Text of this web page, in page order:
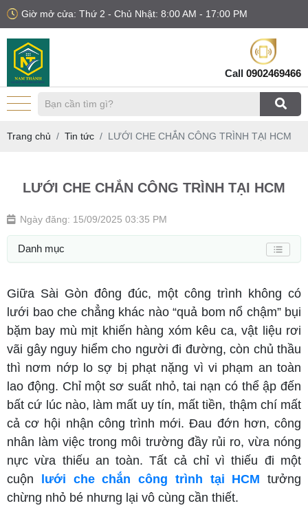
Giờ mở cửa: Thứ 2 - Chủ Nhật: 8:00 AM - 17:00 PM
Call 0902469466
Trang chủ Tin tức LƯỚI CHE CHẮN CÔNG TRÌNH TẠI HCM
LƯỚI CHE CHẮN CÔNG TRÌNH TẠI HCM
Ngày đăng: 15/09/2025 03:35 PM
Danh mục
Giữa Sài Gòn đông đúc, một công trình không có
lưới bao che chẳng khác nào “quả bom nổ chậm” bụi
bặm bay mù mịt khiến hàng xóm kêu ca, vật liệu rơi
vãi gây nguy hiểm cho người đi đường, còn chủ thầu
thì nơm nớp lo sợ bị phạt nặng vì vi phạm an toàn
lao động. Chỉ một sơ suất nhỏ, tai nạn có thể ập đến
bất cứ lúc nào, làm mất uy tín, mất tiền, thậm chí mất
cả cơ hội nhận công trình mới. Đau đớn hơn, công
nhân làm việc trong môi trường đầy rủi ro, vừa nóng
nực vừa thiếu an toàn. Tất cả chỉ vì thiếu đi một
cuộn
lưới che chắn công trình tại HCM tưởng
chừng nhỏ bé nhưng lại vô cùng cần thiết.